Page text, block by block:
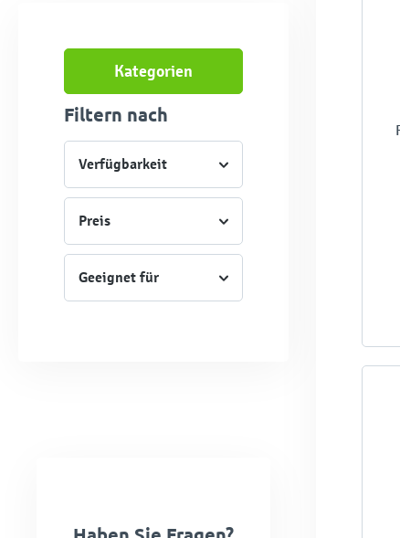
Kategorien
Filtern nach
Verfügbarkeit
Preis
Geeignet für